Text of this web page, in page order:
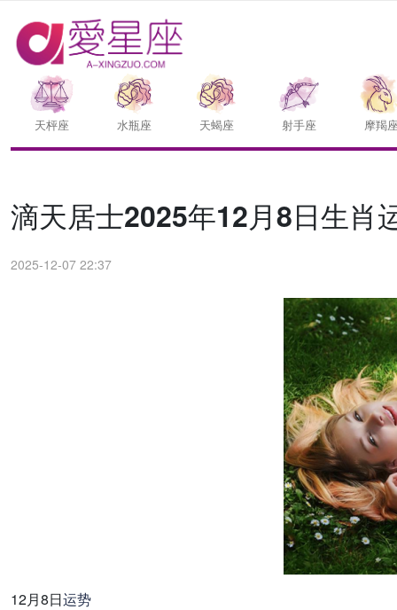
天枰座 水瓶座 天蝎座 射手座 摩羯
滴天居士2025年12月8日生肖
2025-12-07 22:37
12月8日运势